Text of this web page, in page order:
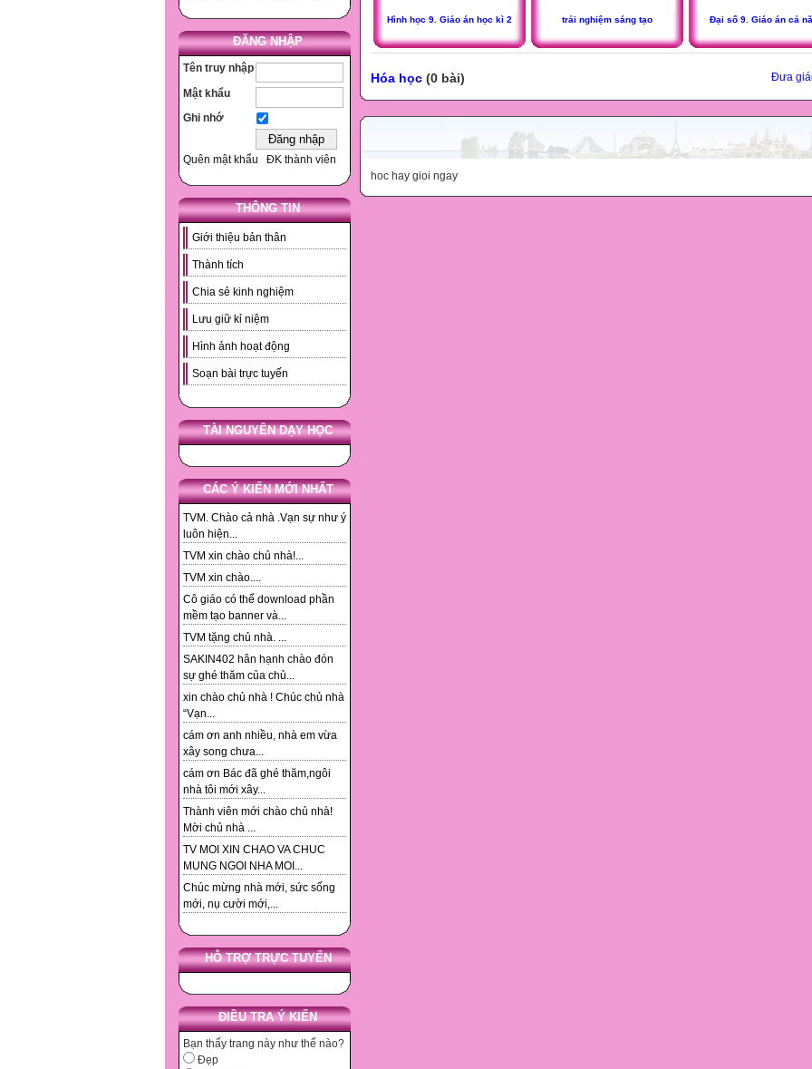
ĐĂNG NHẬP
Tên truy nhập
Mật khẩu
Ghi nhớ
Quên mật khẩu ĐK thành viên
THÔNG TIN
Giới thiệu bản thân
Thành tích
Chia sẻ kinh nghiệm
Lưu giữ kỉ niệm
Hình ảnh hoạt động
Soạn bài trực tuyến
TÀI NGUYÊN DẠY HỌC
CÁC Ý KIẾN MỚI NHẤT
TVM. Chào cả nhà .Vạn sự như ý
luôn hiện...
TVM xin chào chủ nhà!...
TVM xin chào....
Cô giáo có thể download phần
mềm tạo banner và...
TVM tặng chủ nhà. ...
SAKIN402 hân hạnh chào đón
sự ghé thăm của chủ...
xin chào chủ nhà ! Chúc chủ nhà
“Vạn...
cám ơn anh nhiều, nhà em vừa
xây song chưa...
cám ơn Bác đã ghé thăm,ngôi
nhà tôi mới xây...
Thành viên mới chào chủ nhà!
Mời chủ nhà ...
TV MOI XIN CHAO VA CHUC
MUNG NGOI NHA MOI...
Chúc mừng nhà mới, sức sống
mới, nụ cười mới,...
HỖ TRỢ TRỰC TUYẾN
ĐIỀU TRA Ý KIẾN
Bạn thấy trang này như thế nào?
Đẹp
Hình học 9. Giáo án học kì 2 trải nghiệm sáng tạo Đại số 9. Giáo án cả
Đưa
Hóa học (0 bài)
hoc hay gioi ngay